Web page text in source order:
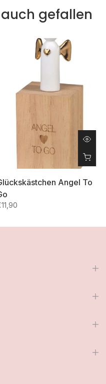
gefallen
Angel To